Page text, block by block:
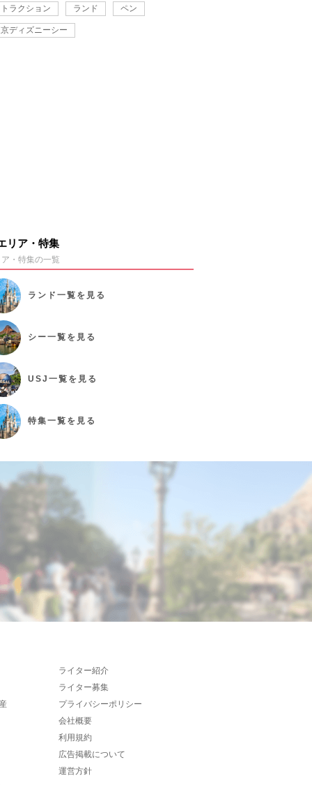
ラクション ランド ペン
ディズニーシー
リア・特集
・特集の一覧
ランド 一覧を見る
シー一覧を見る
USJ 一覧を見る
特集一覧を見る
ライター紹介
ライター募集
プライバシーポリシー
会社概要
利用規約
広告掲載について
運営方針